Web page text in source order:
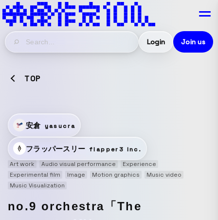
Login Join us
TOP
安倉 yasucra
フラッパースリー flapper3 Inc.
Art work
Audio visual performance
Experience
Experimental film
Image Motion graphics
Music video
Music Visualization
no.9 orchestra「The